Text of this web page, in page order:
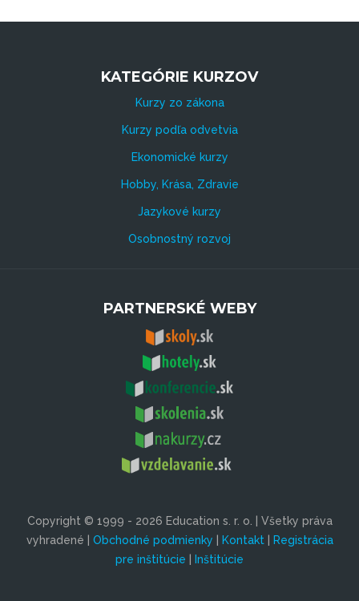
KATEGÓRIE KURZOV
Kurzy zo zákona
Kurzy podľa odvetvia
Ekonomické kurzy
Hobby, Krása, Zdravie
Jazykové kurzy
Osobnostný rozvoj
PARTNERSKÉ WEBY
Copyright © 1999 - 2026 Education s. r. o. | Všetky práva
vyhradené | Obchodné podmienky | Kontakt| Registrácia
pre inštitúcie | Inštitúcie